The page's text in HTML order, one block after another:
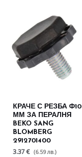
КРАЧЕ С РЕЗБА Ф10
ММ ЗА ПЕРАЛНЯ
BEKO SANG
BLOMBERG
2912701400
3.37 € (6.59 лв.)